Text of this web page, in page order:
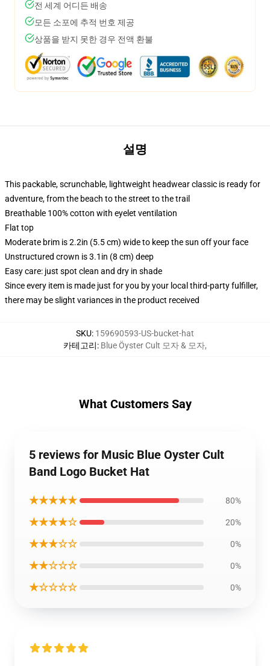
전 세계 어디든 배송
모든 소포에 추적 번호 제공
상품을 받지 못한 경우 전액 환불
설명
This packable, scrunchable, lightweight headwear classic is ready for
adventure, from the beach to the street to the trail
Breathable 100% cotton with eyelet ventilation
Flat top
Moderate brim is 2.2in (5.5 cm) wide to keep the sun off your face
Unstructured crown is 3.1in (8 cm) deep
Easy care: just spot clean and dry in shade
Since every item is made just for you by your local third-party fulfiller,
there may be slight variances in the product received
SKU: 159690593-US-bucket-hat
카테고리: Blue Öyster Cult 모자 & 모자,
What Customers Say
5 reviews for Music Blue Oyster Cult
Band Logo Bucket Hat
★★★★★ 80%
★★★★☆ 20%
★★★☆☆ 0%
★★☆☆☆ 0%
★☆☆☆☆ 0%